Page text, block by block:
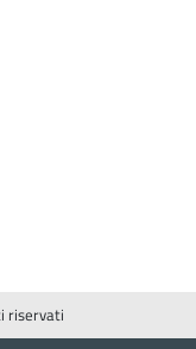
riservati